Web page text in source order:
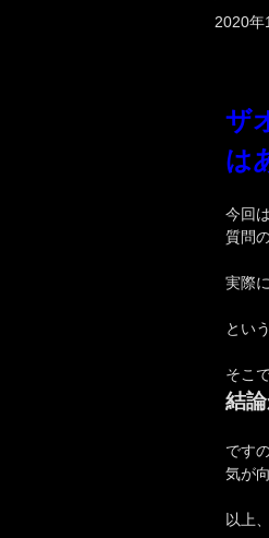
2020年
ザ
は
今回
質問
実際
とい
そこ
結
です
気が
以上